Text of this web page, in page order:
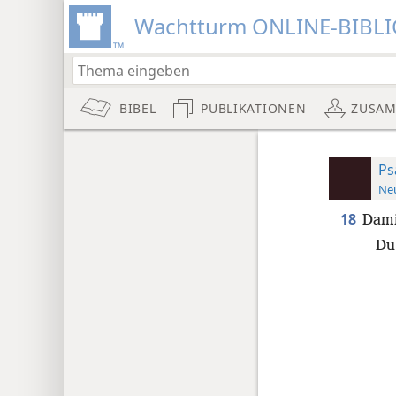
Wachtturm ONLINE-
BIBEL PUBLIKATIONEN
18